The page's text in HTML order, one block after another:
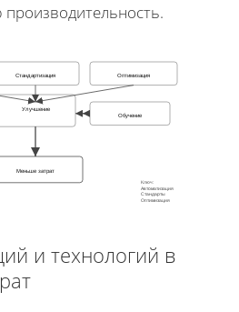
Стандартизация Оптимизация
Улучшение
Обучение
Меньше затрат
Ключ:
Автоматизация
Стандарты
Оптимизация
и технологий в